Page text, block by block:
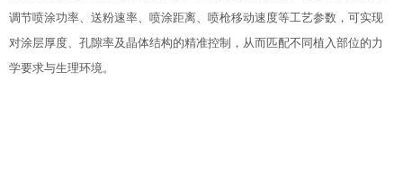
调节喷涂功率、送粉速率、喷涂距离、喷枪移动速度等工艺参数，可实现
对涂层厚度、孔隙率及晶体结构的精准控制，从而匹配不同植入部位的力
学要求与生理环境。